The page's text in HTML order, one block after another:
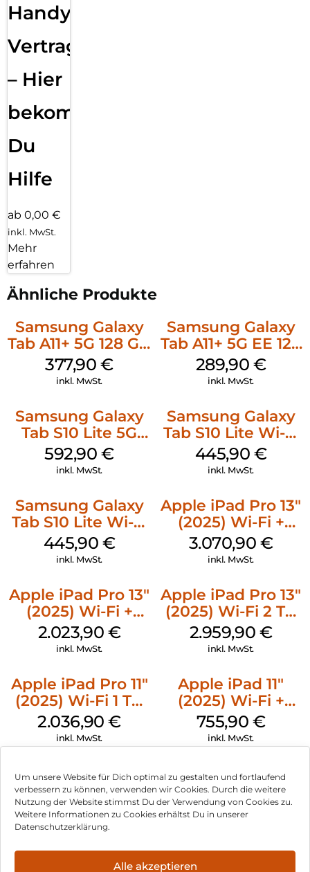
Um unsere Website für Dich optimal zu gestalten und fortlaufend
verbessern zu können, verwenden wir Cookies. Durch die weitere
Nutzung der Website stimmst Du der Verwendung von Cookies zu.
Weitere Informationen zu Cookies erhältst Du in unserer
Datenschutzerklärung.
Alle akzeptieren
Handy
Vertragsabwicklung
– Hier
bekommst
Du
Hilfe
ab 0,00 €
inkl. MwSt.
Mehr
erfahren
Ähnliche Produkte
Samsung Galaxy
Tab A11+ 5G 128 GB
Gray
377,90€
inkl. MwSt.
Samsung Galaxy
Tab A11+ 5G EE 128
GB Gray
289,90 €
inkl. MwSt.
Samsung Galaxy
Tab S10 Lite 5G
256 GB Gray
592,90€
inkl. MwSt.
Samsung Galaxy
Tab S10 Lite Wi-Fi
128 GB Silver
445,90 €
inkl. MwSt.
Samsung Galaxy
Tab S10 Lite Wi-Fi
128 GB Gray
445,90 €
inkl. MwSt.
Apple iPad Pro 13″
(2025) Wi-Fi +
Cellular 2 TB
Standardglas
3.070,90 €
inkl. MwSt.
Apple iPad Pro 13″
(2025) Wi-Fi +
Cellular 512 GB
Standardglas
2.023,90 €
inkl. MwSt.
Apple iPad Pro 13″
(2025) Wi-Fi 2 TB
Nanotexturglas
Space Schwarz
2.959,90 €
inkl. MwSt.
Apple iPad Pro 11″
(2025) Wi-Fi 1 TB
Nanotexturglas
Silber
2.036,90€
inkl. MwSt.
Apple iPad 11″
(2025) Wi-Fi +
Cellular 256 GB
Pink
755,90 €
inkl. MwSt.
Impressum